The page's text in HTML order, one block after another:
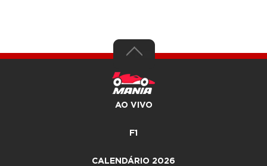
AO VIVO
F1
CALENDÁRIO 2026